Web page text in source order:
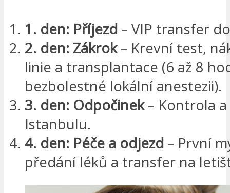
1. den: Příjezd – VIP transfer
2. den: Zákrok– Krevní test,
linie a transplantace (6 až 8
bezbolestné lokální anestezii).
3. den: Odpočinek– Kontrola a
Istanbulu.
4. den: Péče a odjezd – První
předání léků a transfer na